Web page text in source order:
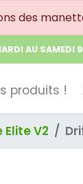
des
AU
produits !
V2